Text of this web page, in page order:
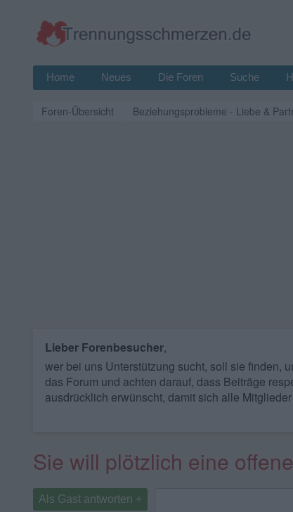
Home Neues Die Foren Suche
Foren-Übersicht Beziehungsprobleme - Liebe &
Lieber Forenbesucher,
wer bei uns Unterstützung sucht, soll sie finden,
das Forum und achten darauf, dass Beiträge
ausdrücklich erwünscht, damit sich alle
Sie will plötzlich eine
Als Gast antworten +